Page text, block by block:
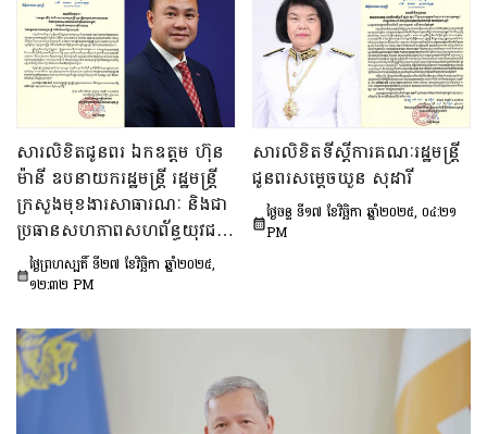
សារលិខិតជូនពរ ឯកឧត្តម ហ៊ុន
ម៉ានី ឧបនាយករដ្ឋមន្ត្រី រដ្ឋមន្ត្រី
ក្រសួងមុខងារសាធារណៈ និងជា
ប្រធានសហភាពសហព័ន្ធយុវជន
កម្ពុជា នៅក្នុងឱកាសខួបចម្រើន
ជន្មាយុ
ថ្ងៃព្រហស្បតិ៍ ទី២៧ ខែវិច្ឆិកា ឆ្នាំ២០២៥,
១២:៣២ PM
សារលិខិតទីស្តីការគណៈរដ្ឋមន្រ្តី
ជូនពរសម្តេចឃួន សុដារី
ថ្ងៃចន្ទ ទី១៧ ខែវិច្ឆិកា ឆ្នាំ២០២៥, ០៤:២១
PM